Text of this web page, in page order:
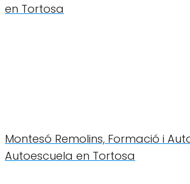
en Tortosa
Montesó Remolins, Formació i
Autoescuela en Tortosa